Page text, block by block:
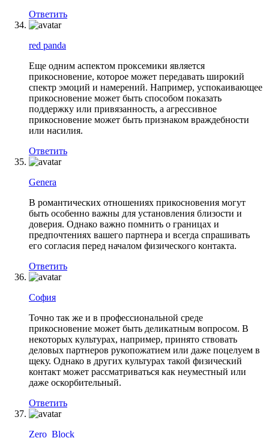
Ответить
red panda
Еще одним аспектом проксемики является
прикосновение, которое может передавать широкий
спектр эмоций и намерений. Например, успокаивающее
прикосновение может быть способом показать
поддержку или привязанность, а агрессивное
прикосновение может быть признаком враждебности
или насилия.
Ответить
Genera
В романтических отношениях прикосновения могут
быть особенно важны для установления близости и
доверия. Однако важно помнить о границах и
предпочтениях вашего партнера и всегда спрашивать
его согласия перед началом физического контакта.
Ответить
София
Точно так же и в профессиональной среде
прикосновение может быть деликатным вопросом. В
некоторых культурах, например, принято ствовать
деловых партнеров рукопожатием или даже поцелуем в
щеку. Однако в других культурах такой физический
контакт может рассматриваться как неуместный или
даже оскорбительный.
Ответить
Zero_Block